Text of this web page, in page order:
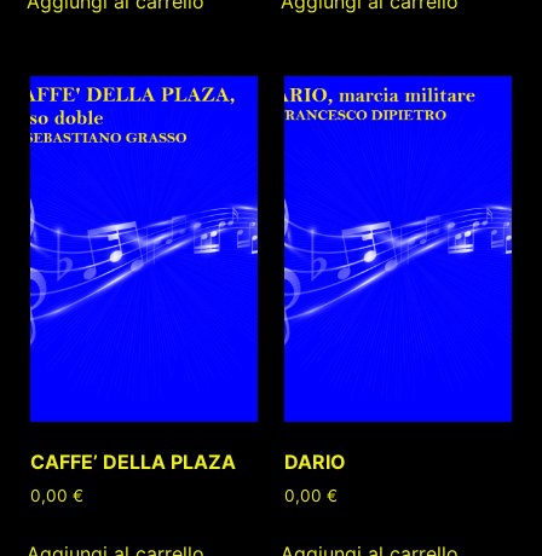
CAFFE’ DELLA PLAZA
0,00€
DARIO
0,00€